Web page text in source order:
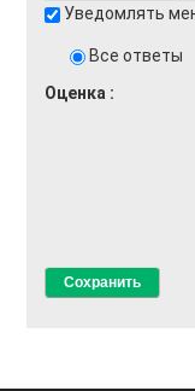
Уведомлять
Все ответы
Оценка